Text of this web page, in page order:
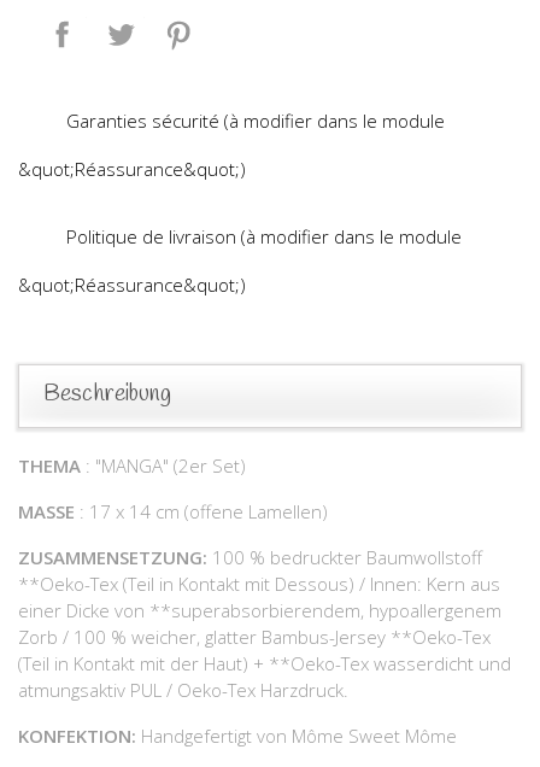
Teilen Tweet
Garanties sécurité (à modifier dans le module
&quot;Réassurance&quot;)
Politique de livraison (à modifier dans le module
&quot;Réassurance&quot;)
Beschreibung
THEMA : "MANGA" (2er Set)
MASSE : 17 x 14 cm (offene Lamellen)
ZUSAMMENSETZUNG: 100 % bedruckter Baumwollstoff
**Oeko-Tex (Teil in Kontakt mit Dessous) / Innen: Kern aus
einer Dicke von **superabsorbierendem, hypoallergenem
Zorb / 100 % weicher, glatter Bambus-Jersey **Oeko-Tex
(Teil in Kontakt mit der Haut) + **Oeko-Tex wasserdicht und
atmungsaktiv PUL / Oeko-Tex Harzdruck.
KONFEKTION: Handgefertigt von Môme Sweet Môme